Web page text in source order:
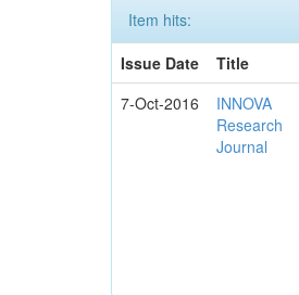
Item hits:
Issue Date
Title
7-Oct-2016
INNOVA
Research
Journal